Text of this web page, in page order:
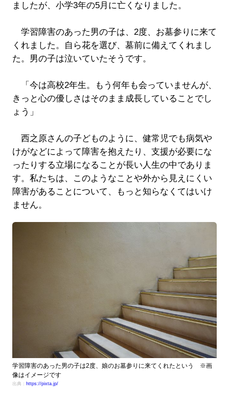
ましたが、小学3年の5月に亡くなりました。
学習障害のあった男の子は、2度、お墓参りに来て
くれました。自ら花を選び、墓前に備えてくれまし
た。男の子は泣いていたそうです。
「今は高校2年生。もう何年も会っていませんが、
きっと心の優しさはそのまま成長していることでし
ょう」
西之原さんの子どものように、健常児でも病気や
けがなどによって障害を抱えたり、支援が必要にな
ったりする立場になることが長い人生の中でありま
す。私たちは、このようなことや外から見えにくい
障害があることについて、もっと知らなくてはいけ
ません。
学習障害のあった男の子は2度、娘のお墓参りに来てくれたという ※画
像はイメージです
出典： https://pixta.jp/